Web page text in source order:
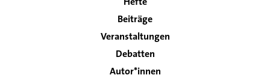
Main
navigation
Beiträge
Veranstaltungen
Debatten
Autor*innen